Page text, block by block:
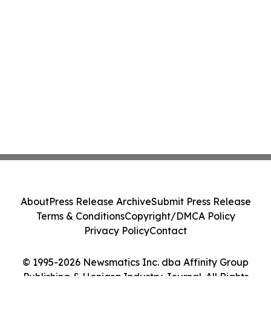
© 1995-2026 Newsmatics Inc. dba Affinity Group
Publishing & Honiara Industry Journal. All Rights
AboutPress Release ArchiveSubmit Press Release
Terms & ConditionsCopyright/DMCA Policy
Privacy PolicyContact